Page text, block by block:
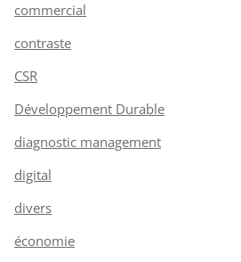
commercial
contraste
CSR
Développement Durable
diagnostic management
digital
divers
économie